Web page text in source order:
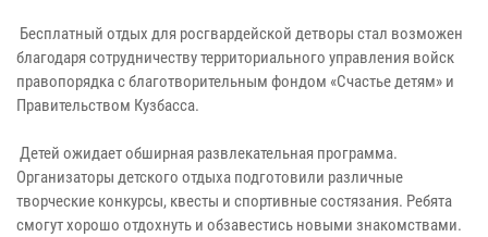
Бесплатный отдых для росгвардейской детворы стал возможен
благодаря сотрудничеству территориального управления войск
правопорядка с благотворительным фондом «Счастье детям» и
Правительством Кузбасса.
Детей ожидает обширная развлекательная программа.
Организаторы детского отдыха подготовили различные
творческие конкурсы, квесты и спортивные состязания. Ребята
смогут хорошо отдохнуть и обзавестись новыми знакомствами.